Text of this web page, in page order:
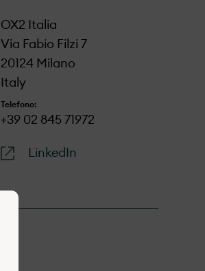
OX2 Italia
Via Fabio Filzi 7
20124 Milano
Italy
Telefono:
+39 02 845 71972
LinkedIn